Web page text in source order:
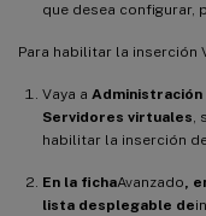
que desea configurar,
Para habilitar la inserción
Vaya a
Servidores virtuales,
habilitar la inserción
En la fichaAvanzado,
lista desplegable de